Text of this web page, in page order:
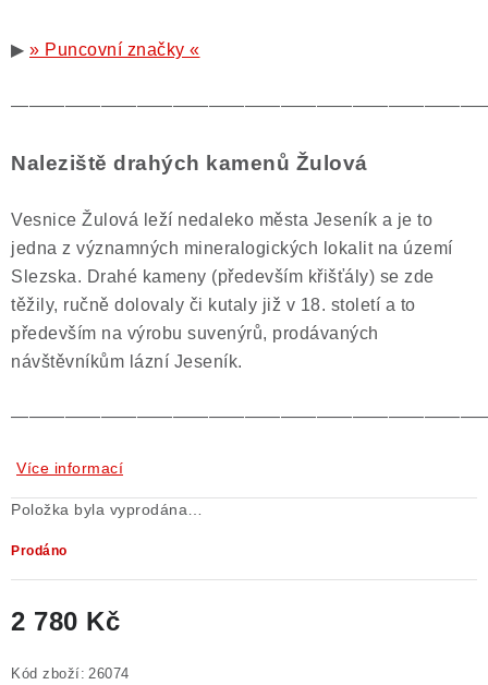
▶ » Puncovní značky «
Naleziště drahých kamenů Žulová
Vesnice Žulová leží nedaleko města Jeseník a je to
jedna z významných mineralogických lokalit na území
Slezska. Drahé kameny (především křišťály) se zde
těžily, ručně dolovaly či kutaly již v 18. století a to
především na výrobu suvenýrů, prodávaných
návštěvníkům lázní Jeseník.
Více informací
Položka byla vyprodána…
Prodáno
2 780 Kč
Kód zboží: 26074